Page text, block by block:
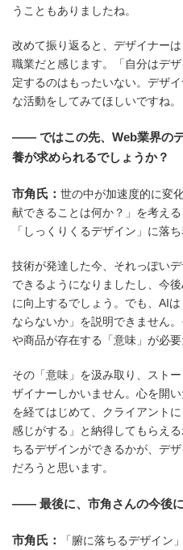
うこともありましたね。
改めて振り返ると、デザイナー
職業だと感じます。「自分はデ
定するのはもったいない。デザ
な活動をしてみてほしいですね。
―― ではこの先、Web業界の
養が求められるでしょうか？
市角氏： 世の中が加速度的に変
献できることは何か？」を考え
「しっくりくるデザイン」に落
技術が発達した今、それっぽい
できるようになりましたし、今
に向上するでしょう。でも、AI
ならないか」を説明できません
や商品が存在する「意味」が必要
その「意味」を汲み取り、スト
ザイナーしかいません。心を開
を経てはじめて、クライアント
感じがする」と納得してもらえ
ちるデザインができるかが、デ
だろうと思います。
―― 最後に、市角さんの今後に
市角氏：
「腑に落ちるデザイン